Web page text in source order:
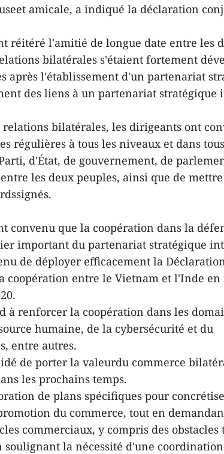
amicale, a indiqué la déclaration
réitéré l'amitié de longue date entre les
bilatérales s'étaient fortement
après l'établissement d'un partenariat
des liens à un partenariat stratégique
relations bilatérales, les dirigeants ont
régulières à tous les niveaux et dans
d'État, de gouvernement, de
les deux peuples, ainsi que de
convenu que la coopération dans la
important du partenariat stratégique
de déployer efficacement la
coopération entre le Vietnam et l'Inde en
à renforcer la coopération dans les
humaine, de la cybersécurité et du
entre autres.
de porter la valeurdu commerce
les prochains temps.
de plans spécifiques pour
du commerce, tout en
commerciaux, y compris des obstacles
la nécessité d'une